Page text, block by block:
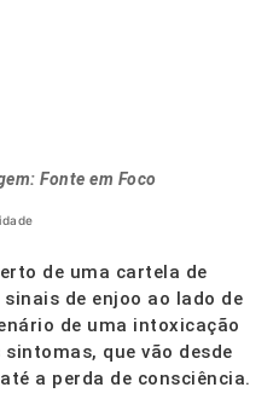
Fonte em Foco
de uma cartela de
de enjoo ao lado de
de uma intoxicação
que vão desde
a perda de consciência.